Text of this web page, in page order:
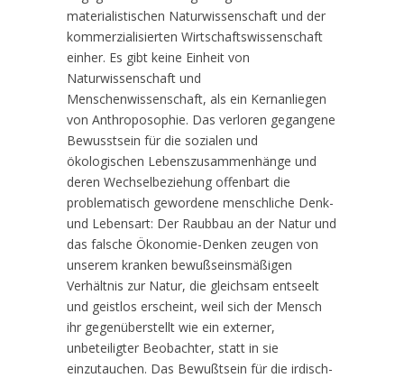
materialistischen Naturwissenschaft und der
kommerzialisierten Wirtschaftswissenschaft
einher. Es gibt keine Einheit von
Naturwissenschaft und
Menschenwissenschaft, als ein Kernanliegen
von Anthroposophie. Das verloren gegangene
Bewusstsein für die sozialen und
ökologischen Lebenszusammenhänge und
deren Wechselbeziehung offenbart die
problematisch gewordene menschliche Denk-
und Lebensart: Der Raubbau an der Natur und
das falsche Ökonomie-Denken zeugen von
unserem kranken bewußseinsmäßigen
Verhältnis zur Natur, die gleichsam entseelt
und geistlos erscheint, weil sich der Mensch
ihr gegenüberstellt wie ein externer,
unbeteiligter Beobachter, statt in sie
einzutauchen. Das Bewußtsein für die irdisch-